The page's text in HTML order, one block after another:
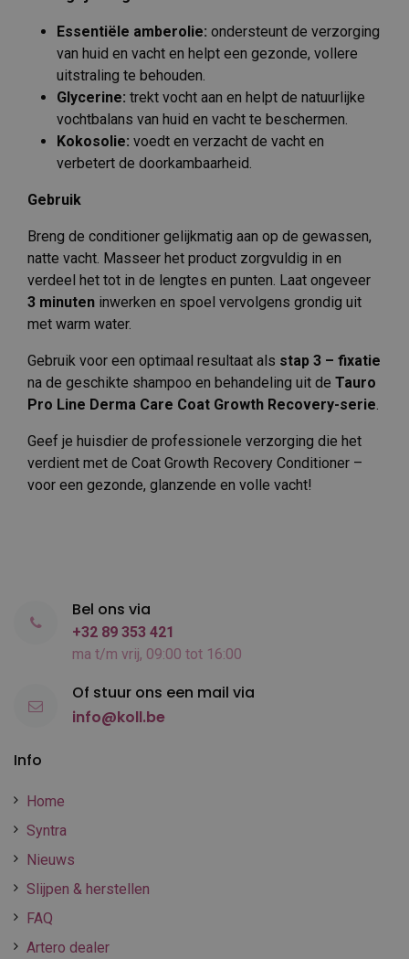
Essentiële amberolie: ondersteunt de verzorging
van huid en vacht en helpt een gezonde, vollere
uitstraling te behouden.
Glycerine: trekt vocht aan en helpt de natuurlijke
vochtbalans van huid en vacht te beschermen.
Kokosolie: voedt en verzacht de vacht en
verbetert de doorkambaarheid.
Gebruik
Breng de conditioner gelijkmatig aan op de gewassen,
natte vacht. Masseer het product zorgvuldig in en
verdeel het tot in de lengtes en punten. Laat ongeveer
3 minuten inwerken en spoel vervolgens grondig uit
met warm water.
Gebruik voor een optimaal resultaat als stap 3 – fixatie
na de geschikte shampoo en behandeling uit de Tauro
Pro Line Derma Care Coat Growth Recovery-serie.
Geef je huisdier de professionele verzorging die het
verdient met de Coat Growth Recovery Conditioner –
voor een gezonde, glanzende en volle vacht!
Info
Home
Syntra
Nieuws
Slijpen & herstellen
FAQ
Artero dealer
Bel ons via
+32 89 353 421
ma t/m vrij, 09:00 tot 16:00
Of stuur ons een mail via
info@koll.be